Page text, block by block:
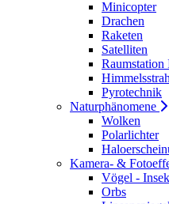
Minicopter
Drachen
Raketen
Satelliten
Raumstation
Pyrotechnik
Naturphänomene
Wolken
Polarlichter
Kamera- &
Vögel -
Orbs